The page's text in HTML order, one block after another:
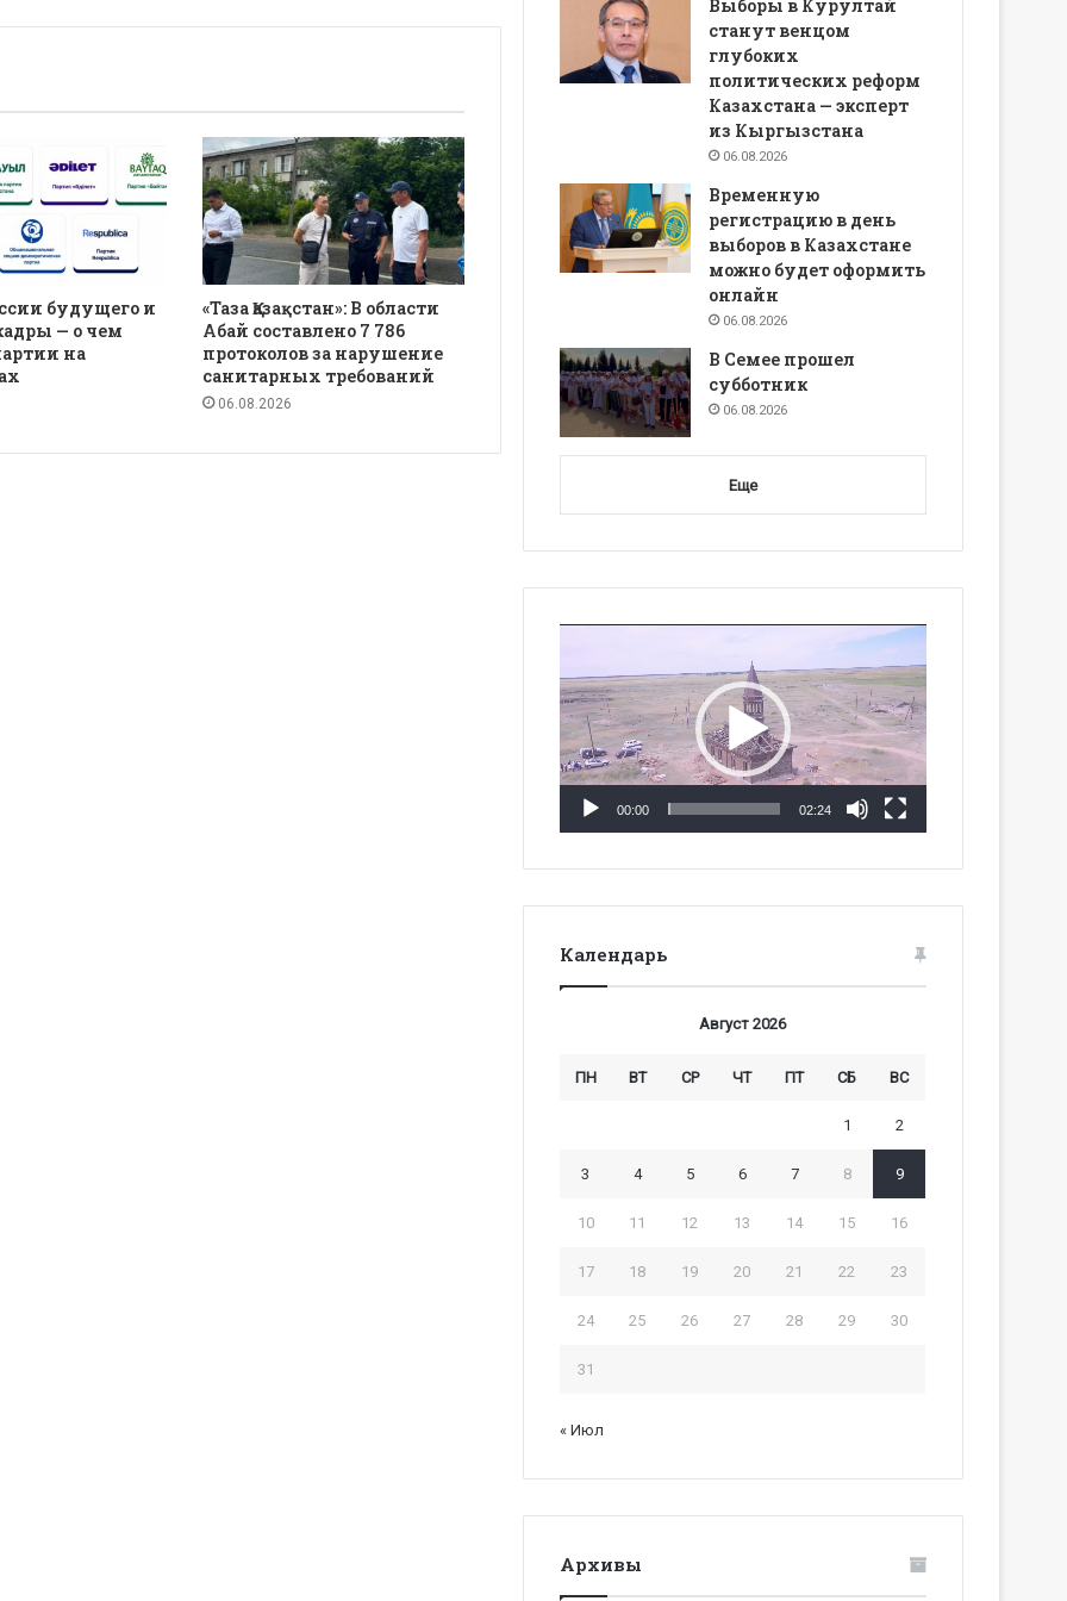
будущего и
— о чем
на
«Таза Қазақстан»: В области
Абай составлено 7 786
протоколов за нарушение
санитарных требований
06.08.2026
Выборы в Курултай
станут венцом
глубоких
политических реформ
Казахстана — эксперт
из Кыргызстана
06.08.2026
Временную
регистрацию в день
выборов в Казахстане
можно будет оформить
онлайн
06.08.2026
В Семее прошел
субботник
06.08.2026
Еще
00:00 02:24
Календарь
Август 2026
ПН ВТ СР ЧТ ПТ СБ ВС
1 2
3 4 5 6 7 8 9
10 11 12 13 14 15 16
17 18 19 20 21 22 23
24 25 26 27 28 29 30
31
« Июл
Архивы